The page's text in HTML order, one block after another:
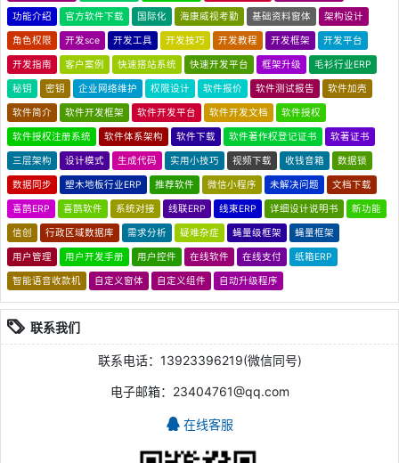
功能介绍 官方软件下载 国际化 海康威视考勤 基础资料窗体 架构设计
角色权限 开发sce 开发工具 开发技巧 开发教程 开发框架 开发平台
开发指南 客户案例 快速搭站系统 快速开发平台 框架升级 毛衫行业ERP
秘钥 密钥 企业网络维护 权限设计 软件报价 软件测试报告 软件加壳
软件简介 软件开发框架 软件开发平台 软件开发文档 软件授权
软件授权注册系统 软件体系架构 软件下载 软件著作权登记证书 软著证书
三层架构 设计模式 生成代码 实用小技巧 视频下载 收钱音箱 数据锁
数据同步 塑木地板行业ERP 推荐软件 微信小程序 未解决问题 文档下载
喜鹊ERP 喜鹊软件 系统对接 线联ERP 线束ERP 详细设计说明书 新功能
信创 行政区域数据库 需求分析 疑难杂症 蝇量级框架 蝇量框架
用户管理 用户开发手册 用户控件 在线软件 在线支付 纸箱ERP
智能语音收款机 自定义窗体 自定义组件 自动升级程序
联系我们
联系电话：13923396219(微信同号)
电子邮箱：23404761@qq.com
在线客服